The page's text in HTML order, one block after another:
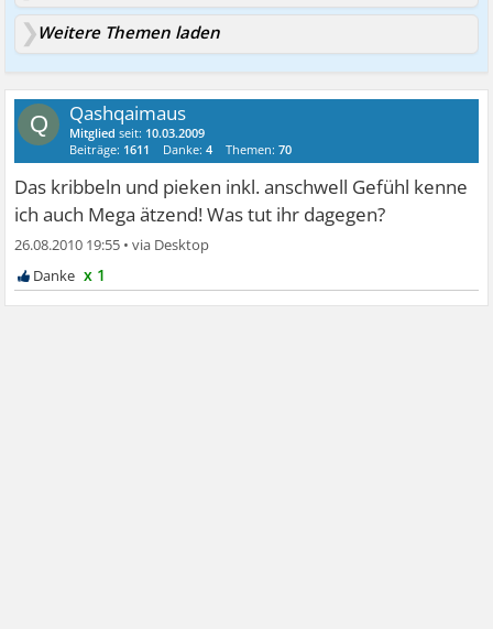
Weitere Themen laden
Q Qashqaimaus
Mitglied seit: 10.03.2009
Beiträge: 1611 Danke:4 Themen:70
Das kribbeln und pieken inkl. anschwell Gefühl kenne
ich auch Mega ätzend! Was tut ihr dagegen?
26.08.2010 19:55 •
x 1